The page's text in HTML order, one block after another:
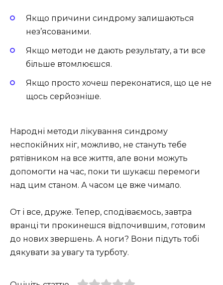
Якщо причини синдрому залишаються
нез’ясованими.
Якщо методи не дають результату, а ти все
більше втомлюєшся.
Якщо просто хочеш переконатися, що це не
щось серйозніше.
Народні методи лікування синдрому
неспокійних ніг, можливо, не стануть тебе
рятівником на все життя, але вони можуть
допомогти на час, поки ти шукаєш перемоги
над цим станом. А часом це вже чимало.
От і все, друже. Тепер, сподіваємось, завтра
вранці ти прокинешся відпочившим, готовим
до нових звершень. А ноги? Вони підуть тобі
дякувати за увагу та турботу.